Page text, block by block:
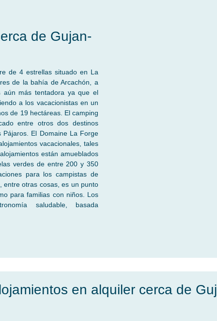
de Gujan-
de 4 estrellas situado en La
de la bahía de Arcachón, a
aún más tentadora ya que el
a los vacacionistas en un
de 19 hectáreas. El camping
entre otros dos destinos
El Domaine La Forge
vacacionales, tales
están amueblados
verdes de entre 200 y 350
para los campistas de
entre otras cosas, es un punto
para familias con niños. Los
saludable, basada
en alquiler cerca de